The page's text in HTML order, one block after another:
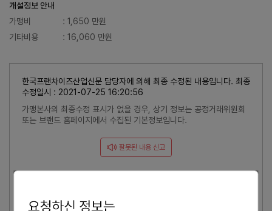
개설정보 안내
가맹비
: 1,650 만원
기타비용
: 16,060 만원
한국프랜차이즈산업신문 담당자에 의해 최종 수정된 내용입니다. 최종
수정일시 : 2021-07-25 16:20:56
가맹본사의 최종수정 표시가 없을 경우, 상기 정보는 공정거래위원회
또는 브랜드 홈페이지에서 수집된 기본정보입니다.
잘못된 내용 신고
브랜드 관리 바로가기 >